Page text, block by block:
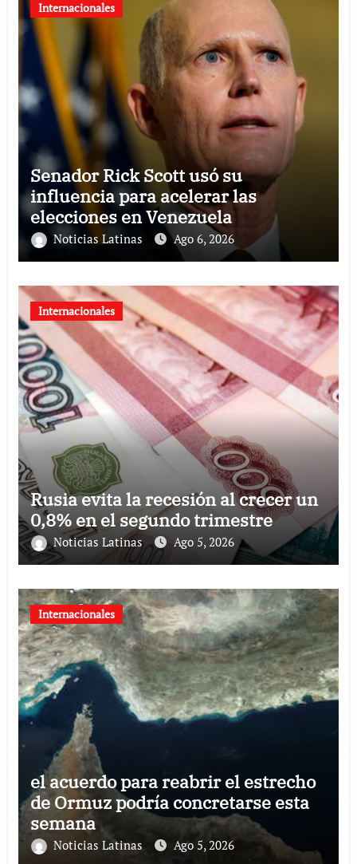
Internacionales
Senador Rick Scott usó su
influencia para acelerar las
elecciones en Venezuela
Noticias Latinas Ago 6, 2026
Internacionales
Rusia evita la recesión al crecer un
0,8% en el segundo trimestre
Noticias Latinas Ago 5, 2026
Internacionales
el acuerdo para reabrir el estrecho
de Ormuz podría concretarse esta
semana
Noticias Latinas Ago 5, 2026